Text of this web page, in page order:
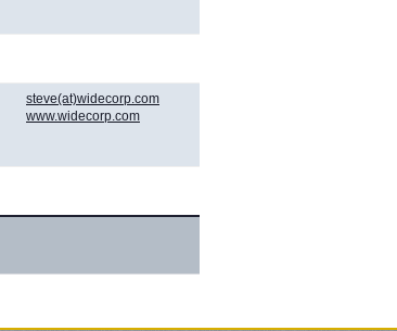
steve(at)widecorp.com
www.widecorp.com